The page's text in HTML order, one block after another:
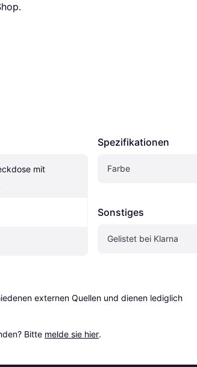
mit
Spezifikationen
Farbe
Sonstiges
Gelistet bei Klarna
externen Quellen und dienen lediglich
Bitte melde sie hier.